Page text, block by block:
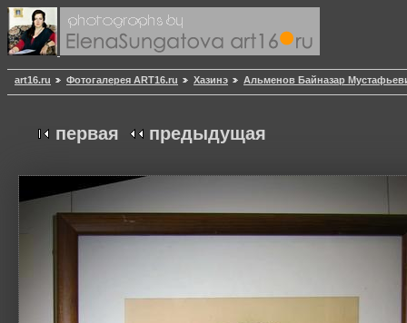
art16.ru Фотогалерея ART16.ru Хазинэ Альменов Байназар
первая предыдущая